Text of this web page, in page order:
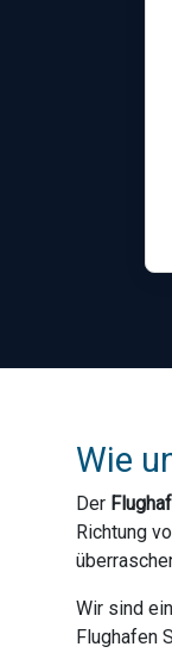
Wie
Der
Richtung
Wir sind
Flughafen